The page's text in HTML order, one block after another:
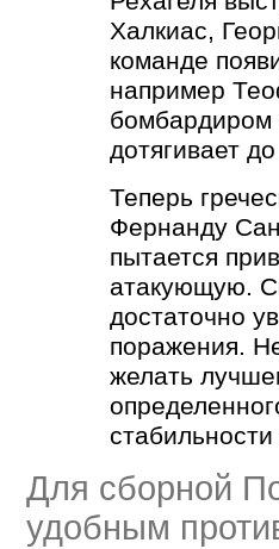
Халкиас,
команде
например
бомбардиром
дотягивает
Теперь
Фернанду
пытается
атакующую.
достаточно
поражения.
желать
Для сборной
удобным